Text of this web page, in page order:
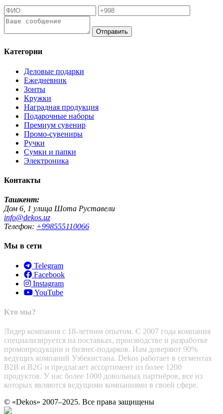
Отправить
Категории
Деловые подарки
Ежедневник
Зонты
Кружки
Наградная продукция
Подарочные наборы
Премиум сувенир
Промо-сувениры
Ручки
Сумки и папки
Электроника
Контакты
Ташкент:
Дом 6, 1 улица Шота Руставели
info@dekos.uz
Телефон: +998555110066
Мы в сети
Telegram
Facebook
Instagram
YouTube
Кто мы?
Лидер компания с 18-летним опытом. С 2007 года компания
специализируется на поставках, производстве и разработке
промопродукции и бизнес-подарков. Нам доверяют 90%
ведущих компаний Узбекистана. Dekos работает в сегментах
B2B и B2G и предлагает ассортимент из более 1200
продуктов. У нас более 1000 довольных партнёров, все из
которых являются ведущими компаниями в своей сфере.
© «Dekos» 2007–2025. Все права защищены